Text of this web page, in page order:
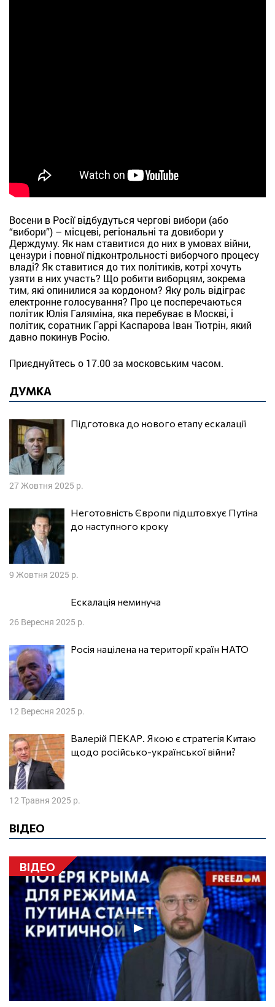
Восени в Росії відбудуться чергові вибори (або
“вибори”) – місцеві, регіональні та довибори у
Держдуму. Як нам ставитися до них в умовах війни,
цензури і повної підконтрольності виборчого процесу
владі? Як ставитися до тих політиків, котрі хочуть
узяти в них участь? Що робити виборцям, зокрема
тим, які опинилися за кордоном? Яку роль відіграє
електронне голосування? Про це посперечаються
політик Юлія Галяміна, яка перебуває в Москві, і
політик, соратник Гаррі Каспарова Іван Тютрін, який
давно покинув Росію.
Приєднуйтесь о 17.00 за московським часом.
ДУМКА
Підготовка до нового етапу ескалації
27 Жовтня 2025 р.
Неготовність Європи підштовхує Путіна
до наступного кроку
9 Жовтня 2025 р.
Ескалація неминуча
26 Вересня 2025 р.
Росія націлена на території країн НАТО
12 Вересня 2025 р.
Валерій ПЕКАР. Якою є стратегія Китаю
щодо російсько-української війни?
12 Травня 2025 р.
ВІДЕО
ВІДЕО